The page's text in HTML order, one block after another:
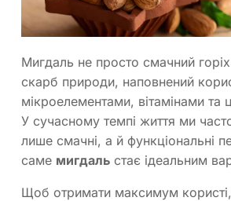
Мигдаль не просто смачний
скарб природи, наповнений
мікроелементами, вітамінами та
У сучасному темпі життя ми
лише смачні, а й функціональні
саме мигдаль стає ідеальним
Щоб отримати максимум